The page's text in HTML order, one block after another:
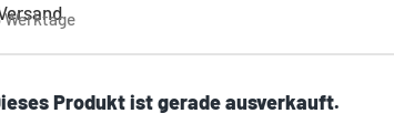
Werktage
Produkt ist gerade ausverkauft.